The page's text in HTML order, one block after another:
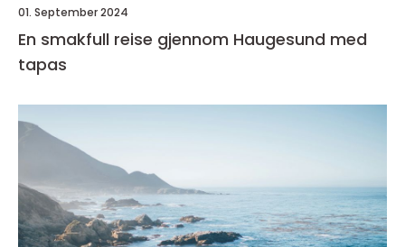
01. September 2024
En smakfull reise gjennom Haugesund med
tapas